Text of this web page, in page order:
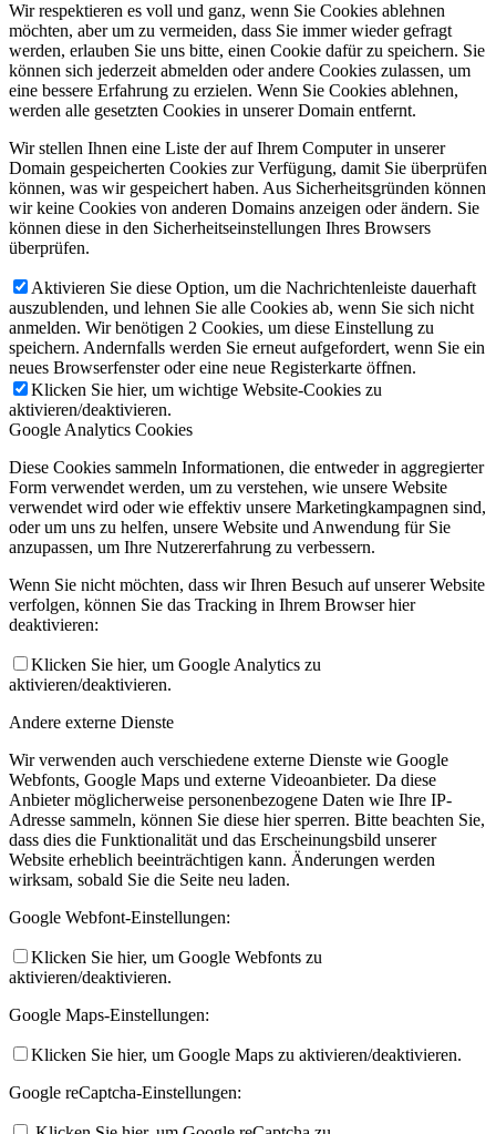
Wir respektieren es voll und ganz, wenn Sie Cookies ablehnen
möchten, aber um zu vermeiden, dass Sie immer wieder gefragt
werden, erlauben Sie uns bitte, einen Cookie dafür zu speichern. Sie
können sich jederzeit abmelden oder andere Cookies zulassen, um
eine bessere Erfahrung zu erzielen. Wenn Sie Cookies ablehnen,
werden alle gesetzten Cookies in unserer Domain entfernt.
Wir stellen Ihnen eine Liste der auf Ihrem Computer in unserer
Domain gespeicherten Cookies zur Verfügung, damit Sie überprüfen
können, was wir gespeichert haben. Aus Sicherheitsgründen können
wir keine Cookies von anderen Domains anzeigen oder ändern. Sie
können diese in den Sicherheitseinstellungen Ihres Browsers
überprüfen.
Aktivieren Sie diese Option, um die Nachrichtenleiste dauerhaft
auszublenden, und lehnen Sie alle Cookies ab, wenn Sie sich nicht
anmelden. Wir benötigen 2 Cookies, um diese Einstellung zu
speichern. Andernfalls werden Sie erneut aufgefordert, wenn Sie ein
neues Browserfenster oder eine neue Registerkarte öffnen.
Klicken Sie hier, um wichtige Website-Cookies zu
aktivieren/deaktivieren.
Google Analytics Cookies
Diese Cookies sammeln Informationen, die entweder in aggregierter
Form verwendet werden, um zu verstehen, wie unsere Website
verwendet wird oder wie effektiv unsere Marketingkampagnen sind,
oder um uns zu helfen, unsere Website und Anwendung für Sie
anzupassen, um Ihre Nutzererfahrung zu verbessern.
Wenn Sie nicht möchten, dass wir Ihren Besuch auf unserer Website
verfolgen, können Sie das Tracking in Ihrem Browser hier
deaktivieren:
Klicken Sie hier, um Google Analytics zu
aktivieren/deaktivieren.
Andere externe Dienste
Wir verwenden auch verschiedene externe Dienste wie Google
Webfonts, Google Maps und externe Videoanbieter. Da diese
Anbieter möglicherweise personenbezogene Daten wie Ihre IP-
Adresse sammeln, können Sie diese hier sperren. Bitte beachten Sie,
dass dies die Funktionalität und das Erscheinungsbild unserer
Website erheblich beeinträchtigen kann. Änderungen werden
wirksam, sobald Sie die Seite neu laden.
Google Webfont-Einstellungen:
Klicken Sie hier, um Google Webfonts zu
aktivieren/deaktivieren.
Google Maps-Einstellungen:
Klicken Sie hier, um Google Maps zu aktivieren/deaktivieren.
Google reCaptcha-Einstellungen: